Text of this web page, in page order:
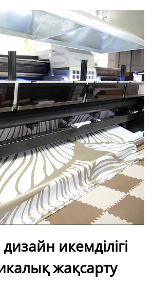
икемділігі
жақсарту